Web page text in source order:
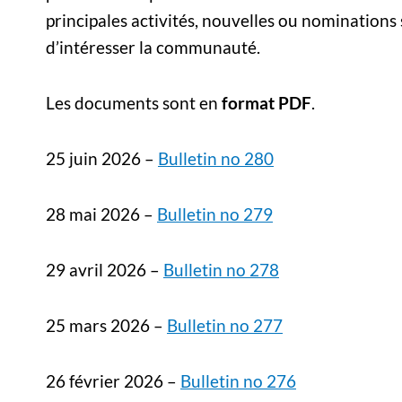
principales activités, nouvelles ou nominations
d’intéresser la communauté.
Les documents sont en format PDF.
25 juin 2026 – Bulletin no 280
28 mai 2026 – Bulletin no 279
29 avril 2026 – Bulletin no 278
25 mars 2026 – Bulletin no 277
26 février 2026 – Bulletin no 276